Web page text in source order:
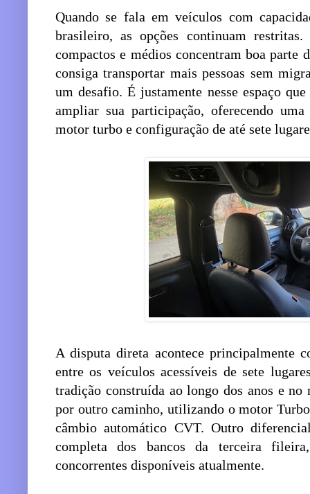
Quando se fala em veículos com
brasileiro, as opções continuam
compactos e médios concentram boa parte
consiga transportar mais pessoas sem
um desafio. É justamente nesse espaço
ampliar sua participação, oferecendo
motor turbo e configuração de até sete
A disputa direta acontece principalmente
entre os veículos acessíveis de sete
tradição construída ao longo dos anos e
por outro caminho, utilizando o motor
câmbio automático CVT. Outro
completa dos bancos da terceira
concorrentes disponíveis atualmente.